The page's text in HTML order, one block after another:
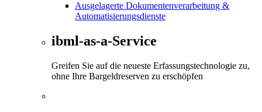
Ausgelagerte Dokumentenverarbeitung &
Automatisierungsdienste
ibml-as-a-Service
Greifen Sie auf die neueste Erfassungstechnologie zu,
ohne Ihre Bargeldreserven zu erschöpfen